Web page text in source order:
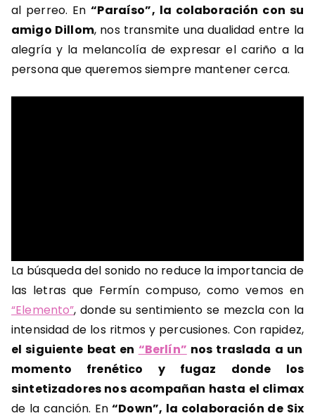
al perreo. En“Paraíso”, la colaboración con su
amigo Dillom, nos transmite una dualidad entre la
alegría y la melancolía de expresar el cariño a la
persona que queremos siempre mantener cerca.
La búsqueda del sonido no reduce la importancia de
las letras que Fermín compuso, como vemos en
“Elemento”, donde su sentimiento se mezcla con la
intensidad de los ritmos y percusiones. Con rapidez,
el siguiente beat en “Berlín” nos traslada a un
momento frenético y fugaz donde los
sintetizadores nos acompañan hasta el climax
de la canción. En “Down”, la colaboración de Six